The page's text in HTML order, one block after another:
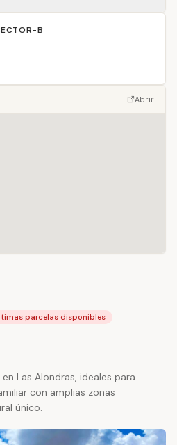
B
Abrir
parcelas disponibles
Las Alondras, ideales para
con amplias zonas
único.